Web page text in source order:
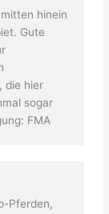
hinein
Gute
die hier
sogar
FMA
Pferden,